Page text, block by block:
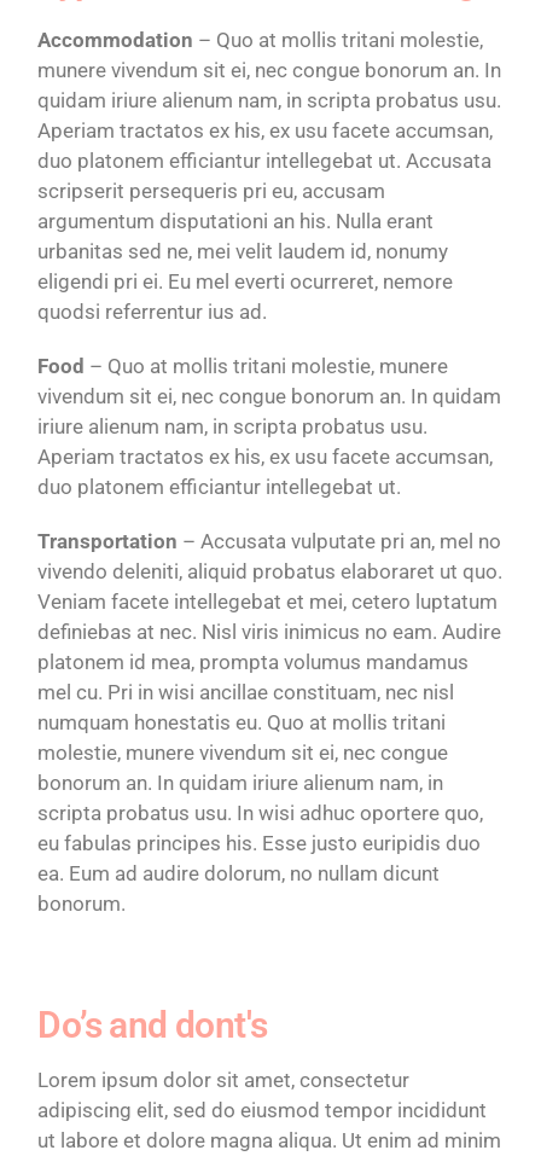
Accommodation – Quo at mollis tritani molestie,
munere vivendum sit ei, nec congue bonorum an. In
quidam iriure alienum nam, in scripta probatus usu.
Aperiam tractatos ex his, ex usu facete accumsan,
duo platonem efficiantur intellegebat ut. Accusata
scripserit persequeris pri eu, accusam
argumentum disputationi an his. Nulla erant
urbanitas sed ne, mei velit laudem id, nonumy
eligendi pri ei. Eu mel everti ocurreret, nemore
quodsi referrentur ius ad.
Food – Quo at mollis tritani molestie, munere
vivendum sit ei, nec congue bonorum an. In quidam
iriure alienum nam, in scripta probatus usu.
Aperiam tractatos ex his, ex usu facete accumsan,
duo platonem efficiantur intellegebat ut.
Transportation – Accusata vulputate pri an, mel no
vivendo deleniti, aliquid probatus elaboraret ut quo.
Veniam facete intellegebat et mei, cetero luptatum
definiebas at nec. Nisl viris inimicus no eam. Audire
platonem id mea, prompta volumus mandamus
mel cu. Pri in wisi ancillae constituam, nec nisl
numquam honestatis eu. Quo at mollis tritani
molestie, munere vivendum sit ei, nec congue
bonorum an. In quidam iriure alienum nam, in
scripta probatus usu. In wisi adhuc oportere quo,
eu fabulas principes his. Esse justo euripidis duo
ea. Eum ad audire dolorum, no nullam dicunt
bonorum.
Do’s and dont's
Lorem ipsum dolor sit amet, consectetur
adipiscing elit, sed do eiusmod tempor incididunt
ut labore et dolore magna aliqua. Ut enim ad minim